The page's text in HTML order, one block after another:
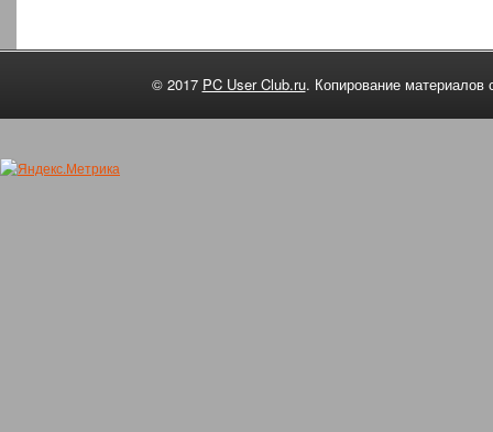
© 2017 PC User Club.ru. Копирование материалов